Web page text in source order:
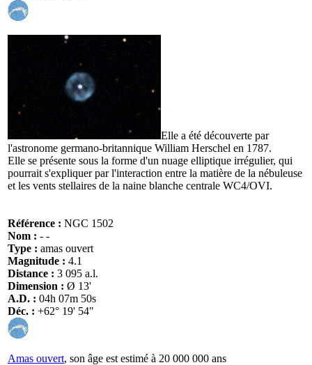
Elle a été découverte par
l'astronome germano-britannique William Herschel en 1787.
Elle se présente sous la forme d'un nuage elliptique irrégulier, qui
pourrait s'expliquer par l'interaction entre la matière de la nébuleuse
et les vents stellaires de la naine blanche centrale WC4/OVI.
Référence : NGC 1502
Nom : - -
Type : amas ouvert
Magnitude : 4.1
Distance : 3 095 a.l.
Dimension : Ø 13'
A.D. : 04h 07m 50s
Déc. : +62° 19' 54"
Amas ouvert, son âge est estimé à 20 000 000 ans